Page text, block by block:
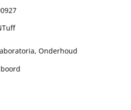
Onderhoud